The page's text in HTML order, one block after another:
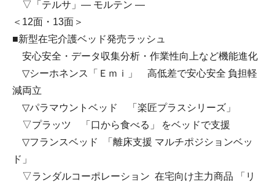
▽「テルサ」― モルテン ―
＜12面・13面＞
■新型在宅介護ベッド発売ラッシュ
安心安全・データ収集分析・作業性向上など機能進化
▽シーホネンス「Ｅｍｉ」 高低差で安心安全 負担軽
減両立
▽パラマウントベッド 「楽匠プラスシリーズ」
▽プラッツ 「口から食べる」 をベッドで支援
▽フランスベッド 「離床支援 マルチポジションベッ
ド」
▽ランダルコーポレーション 在宅向け主力商品 「リ